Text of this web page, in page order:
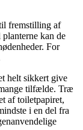
fremstilling af
kan de
For
helt sikkert give
tilfælde. Træ
af toiletpapiret,
i en del fra